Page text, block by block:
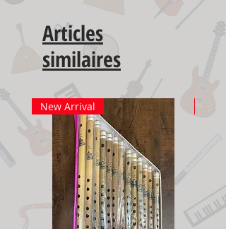
Articles
similaires
New Arrival